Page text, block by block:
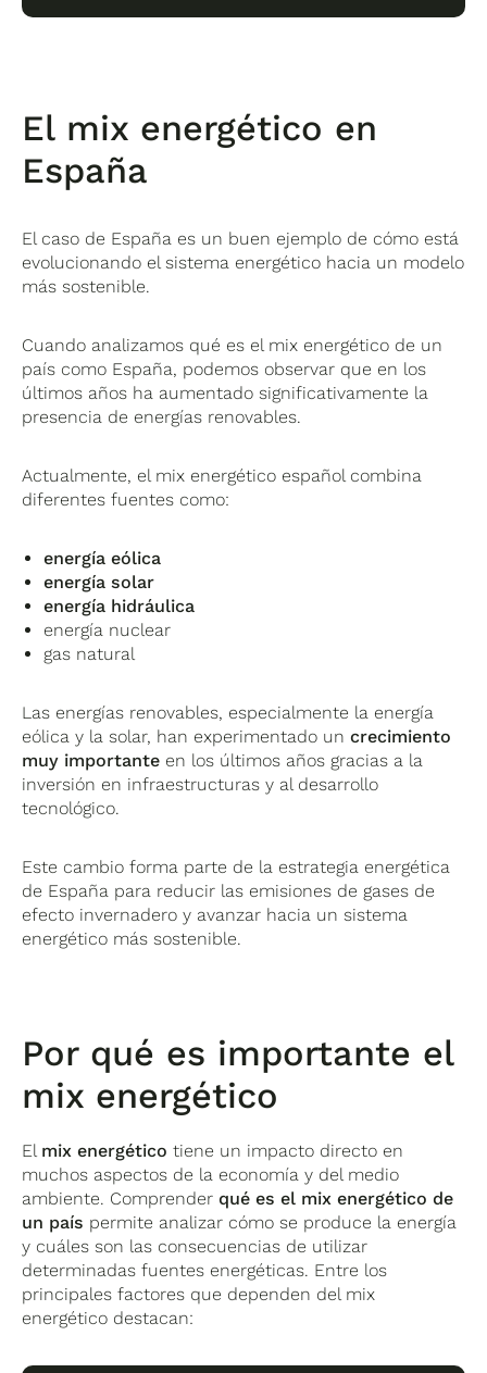
regeneran continuamente y no se agotan con
encuentran:
– energía solar
– energía eólica
– biomasa
– energía geotérmica
Estas fuentes de energía tienen un
vez más protagonismo dentro del mix
energético de muchos países.
La expansión de las energías renovables es
mix energético en todo el mundo.
con el tiempo.
Entre las principales fuentes no renovables
encontramos:
– petróleo
– gas natural
– carbón
Durante décadas, estas fuentes han sido las
principales responsables de la producción de
energía en muchos países. Sin embargo,
gobiernos están intentando reducir su peso
dentro del mix energético.
El mix energético en
España
El caso de España es un buen ejemplo de cómo está
evolucionando el sistema energético hacia un modelo
más sostenible.
Cuando analizamos qué es el mix energético de un
país como España, podemos observar que en los
últimos años ha aumentado significativamente la
presencia de energías renovables.
Actualmente, el mix energético español combina
diferentes fuentes como:
energía eólica
energía solar
energía hidráulica
energía nuclear
gas natural
Las energías renovables, especialmente la energía
eólica y la solar, han experimentado uncrecimiento
muy importante en los últimos años gracias a la
inversión en infraestructuras y al desarrollo
tecnológico.
Este cambio forma parte de la estrategia energética
de España para reducir las emisiones de gases de
efecto invernadero y avanzar hacia un sistema
energético más sostenible.
Por qué es importante el
mix energético
El mix energético tiene un impacto directo en
muchos aspectos de la economía y del medio
ambiente. Comprender qué es el mix energético de
un país permite analizar cómo se produce la energía
y cuáles son las consecuencias de utilizar
determinadas fuentes energéticas. Entre los
principales factores que dependen del mix
energético destacan: